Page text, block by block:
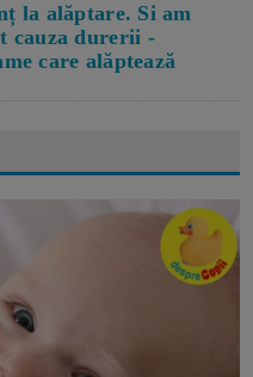
la alăptare. Si am
cauza durerii -
care alăptează